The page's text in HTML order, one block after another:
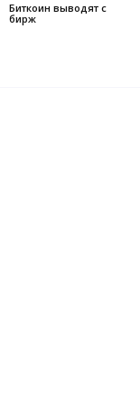
Биткоин выводят с
бирж